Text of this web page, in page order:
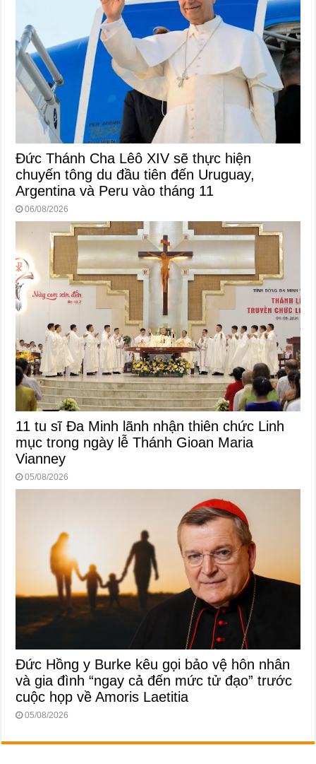
Đức Thánh Cha Lêô XIV sẽ thực hiện
chuyến tông du đầu tiên đến Uruguay,
Argentina và Peru vào tháng 11
06/08/2026
11 tu sĩ Đa Minh lãnh nhận thiên chức Linh
mục trong ngày lễ Thánh Gioan Maria
Vianney
05/08/2026
Đức Hồng y Burke kêu gọi bảo vệ hôn nhân
và gia đình “ngay cả đến mức tử đạo” trước
cuộc họp về Amoris Laetitia
05/08/2026